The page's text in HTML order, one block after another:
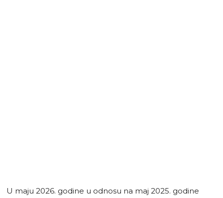
U maju 2026. godine u odnosu na maj 2025. godine